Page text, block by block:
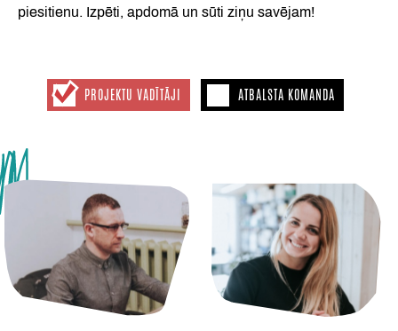
piesitienu. Izpēti, apdomā un sūti ziņu savējam!
PROJEKTU VADĪTĀJI ATBALSTA KOMANDA